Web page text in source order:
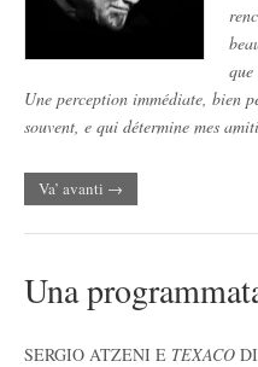
que
Une perception immédiate, bien
souvent, e qui détermine mes
Va’ avanti →
Una
SERGIO ATZENI E TEXACO